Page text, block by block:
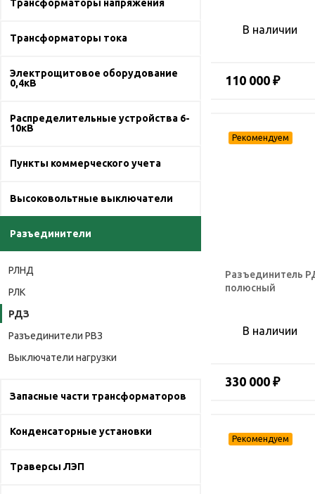
Трансформаторы напряжения
Трансформаторы тока
Электрощитовое оборудование
0,4кВ
Распределительные устройства 6-
10кВ
Пункты коммерческого учета
Высоковольтные выключатели
Разъединители
РЛНД
РЛК
РДЗ
Разъединители РВЗ
Выключатели нагрузки
Запасные части трансформаторов
Конденсаторные установки
Траверсы ЛЭП
В наличии
110 000 ₽
Разъединитель
полюсный
В наличии
330 000 ₽